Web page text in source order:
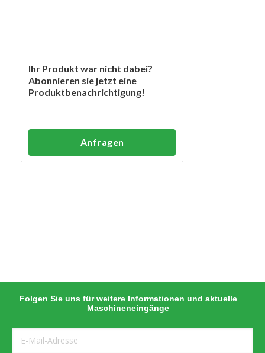
Ihr Produkt war nicht dabei?
Abonnieren sie jetzt eine
Produktbenachrichtigung!
Anfragen
Folgen Sie uns für weitere Informationen und aktuelle
Maschineneingänge